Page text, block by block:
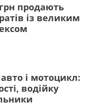
продають
із великим
і мотоцикл:
водійку